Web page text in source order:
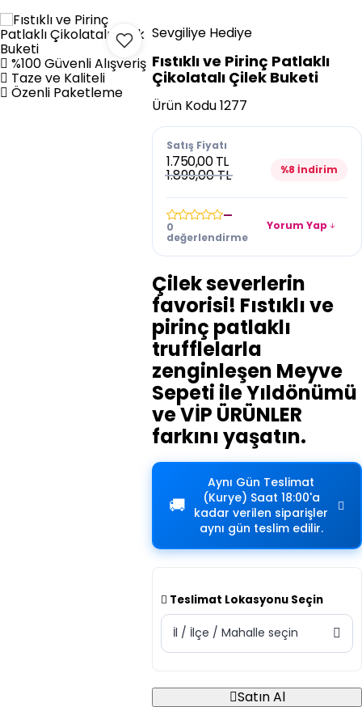
%100 Güvenli Alışveriş
Taze ve Kaliteli
Özenli Paketleme
Sevgiliye Hediye
Fıstıklı ve Pirinç Patlaklı
Çikolatalı Çilek Buketi
Ürün Kodu1277
Satış Fiyatı
1.750,00 TL
1.899,00 TL %8 İndirim
—
0
değerlendirme
Yorum Yap
Çilek severlerin
favorisi! Fıstıklı ve
pirinç patlaklı
trufflelarla
zenginleşen Meyve
Sepeti ile Yıldönümü
ve VİP ÜRÜNLER
farkını yaşatın.
🚚
Aynı Gün Teslimat
(Kurye) Saat 18:00'a
kadar verilen siparişler
aynı gün teslim edilir.
Teslimat Lokasyonu Seçin
İl / İlçe / Mahalle seçin
Satın Al